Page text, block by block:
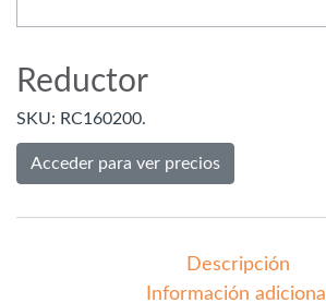
Reductor
SKU: RC160200.
Acceder para ver precios
Descripción
Información adicional